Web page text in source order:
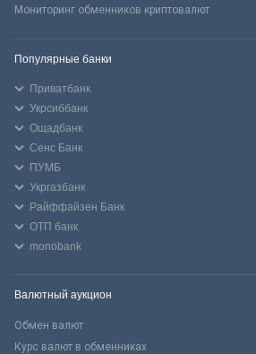
Мониторинг обменников криптовалют
Популярные банки
Приватбанк
Укрсиббанк
Ощадбанк
Сенс Банк
ПУМБ
Укргазбанк
Райффайзен Банк
ОТП банк
monobank
Валютный аукцион
Обмен валют
Курс валют в обменниках